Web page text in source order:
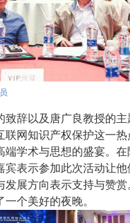
致辞以及 唐广良教授的主
联网知识产权保护这一
端学术与思想的盛宴。
宾表示参加此次活动让
发展方向表示支持与赞
个美好的夜晚。